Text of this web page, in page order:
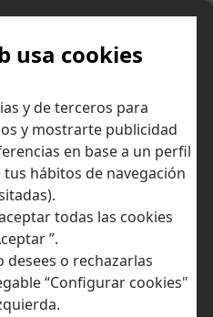
usa cookies
y de terceros para
y mostrarte publicidad
en base a un perfil
hábitos de navegación
todas las cookies
”.
o rechazarlas
“Configurar cookies"
Ir a Self Bank »
Self